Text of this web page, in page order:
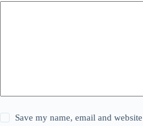
Save my name, email and